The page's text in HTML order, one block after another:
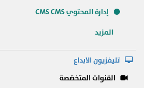
إدارة المحتوي CMS CMS
المزيد
تليفزيون الابداع
القنوات المتخصّصة